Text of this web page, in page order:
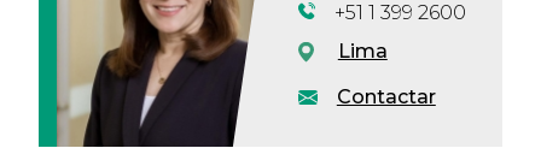
Contactar
+51 1 399 2600
Lima